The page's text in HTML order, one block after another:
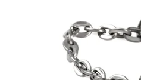
Ausies kaušelis